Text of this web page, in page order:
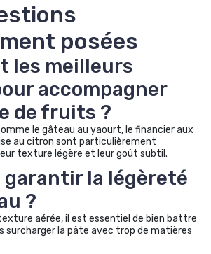
posées
les meilleurs
accompagner
de fruits ?
le gâteau au yaourt, le financier aux
au citron sont particulièrement
texture légère et leur goût subtil.
garantir la légèreté
?
aérée, il est essentiel de bien battre
surcharger la pâte avec trop de matières